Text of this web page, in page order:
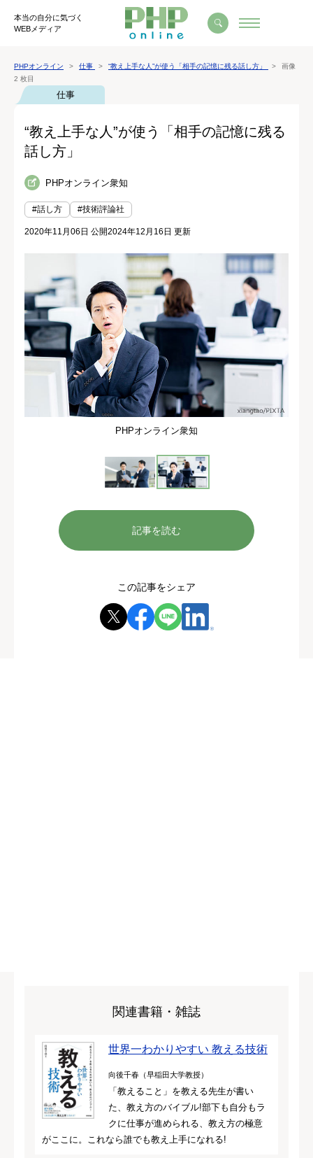
本当の自分に気づく
WEBメディア
PHPオンライン 仕事 “教え上手な人”が使う「相手の記憶に残る話し方」
画像
2 枚目
仕事
“教え上手な人”が使う「相手の記憶に残る
話し方」
PHPオンライン衆知
#話し方 #技術評論社
2020年11月06日 公開2024年12月16日 更新
PHPオンライン衆知
記事を読む
この記事をシェア
関連書籍・雑誌
世界一わかりやすい 教える技術
向後千春（早稲田大学教授）
「教えること」を教える先生が書い
た、教え方のバイブル!部下も自分もラ
クに仕事が進められる、教え方の極意
がここに。これなら誰でも教え上手になれる!